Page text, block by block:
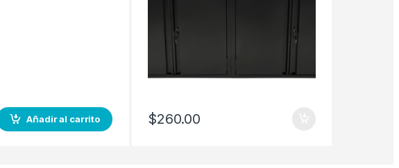
Añadir al carrito $260.00